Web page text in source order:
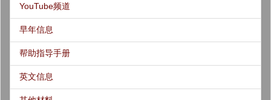
YouTube频道
早年信息
帮助指导手册
英文信息